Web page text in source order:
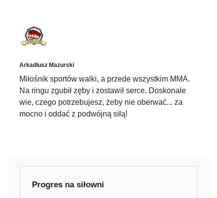
Arkadiusz Mazurski
Miłośnik sportów walki, a przede wszystkim MMA.
Na ringu zgubił zęby i zostawił serce. Doskonale
wie, czego potrzebujesz, żeby nie oberwać... za
mocno i oddać z podwójną siłą!
Progres na siłowni